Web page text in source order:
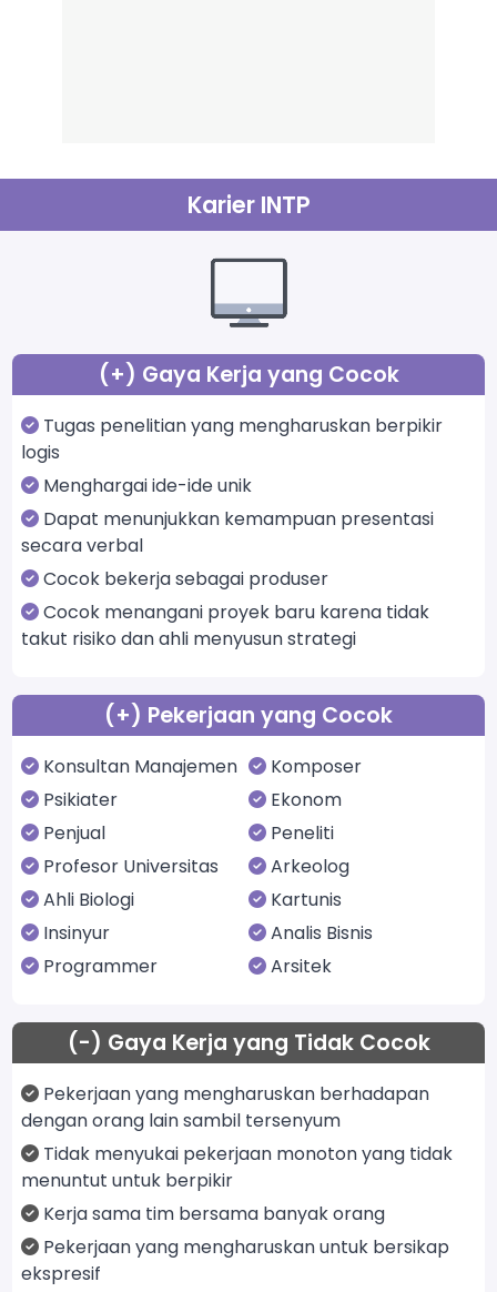
Karier INTP
(+) Gaya Kerja yang Cocok
Tugas penelitian yang mengharuskan berpikir
logis
Menghargai ide-ide unik
Dapat menunjukkan kemampuan presentasi
secara verbal
Cocok bekerja sebagai produser
Cocok menangani proyek baru karena tidak
takut risiko dan ahli menyusun strategi
(+) Pekerjaan yang Cocok
Konsultan Manajemen
Psikiater
Penjual
Profesor Universitas
Ahli Biologi
Insinyur
Programmer
Komposer
Ekonom
Peneliti
Arkeolog
Kartunis
Analis Bisnis
Arsitek
(-) Gaya Kerja yang Tidak Cocok
Pekerjaan yang mengharuskan berhadapan
dengan orang lain sambil tersenyum
Tidak menyukai pekerjaan monoton yang tidak
menuntut untuk berpikir
Kerja sama tim bersama banyak orang
Pekerjaan yang mengharuskan untuk bersikap
ekspresif